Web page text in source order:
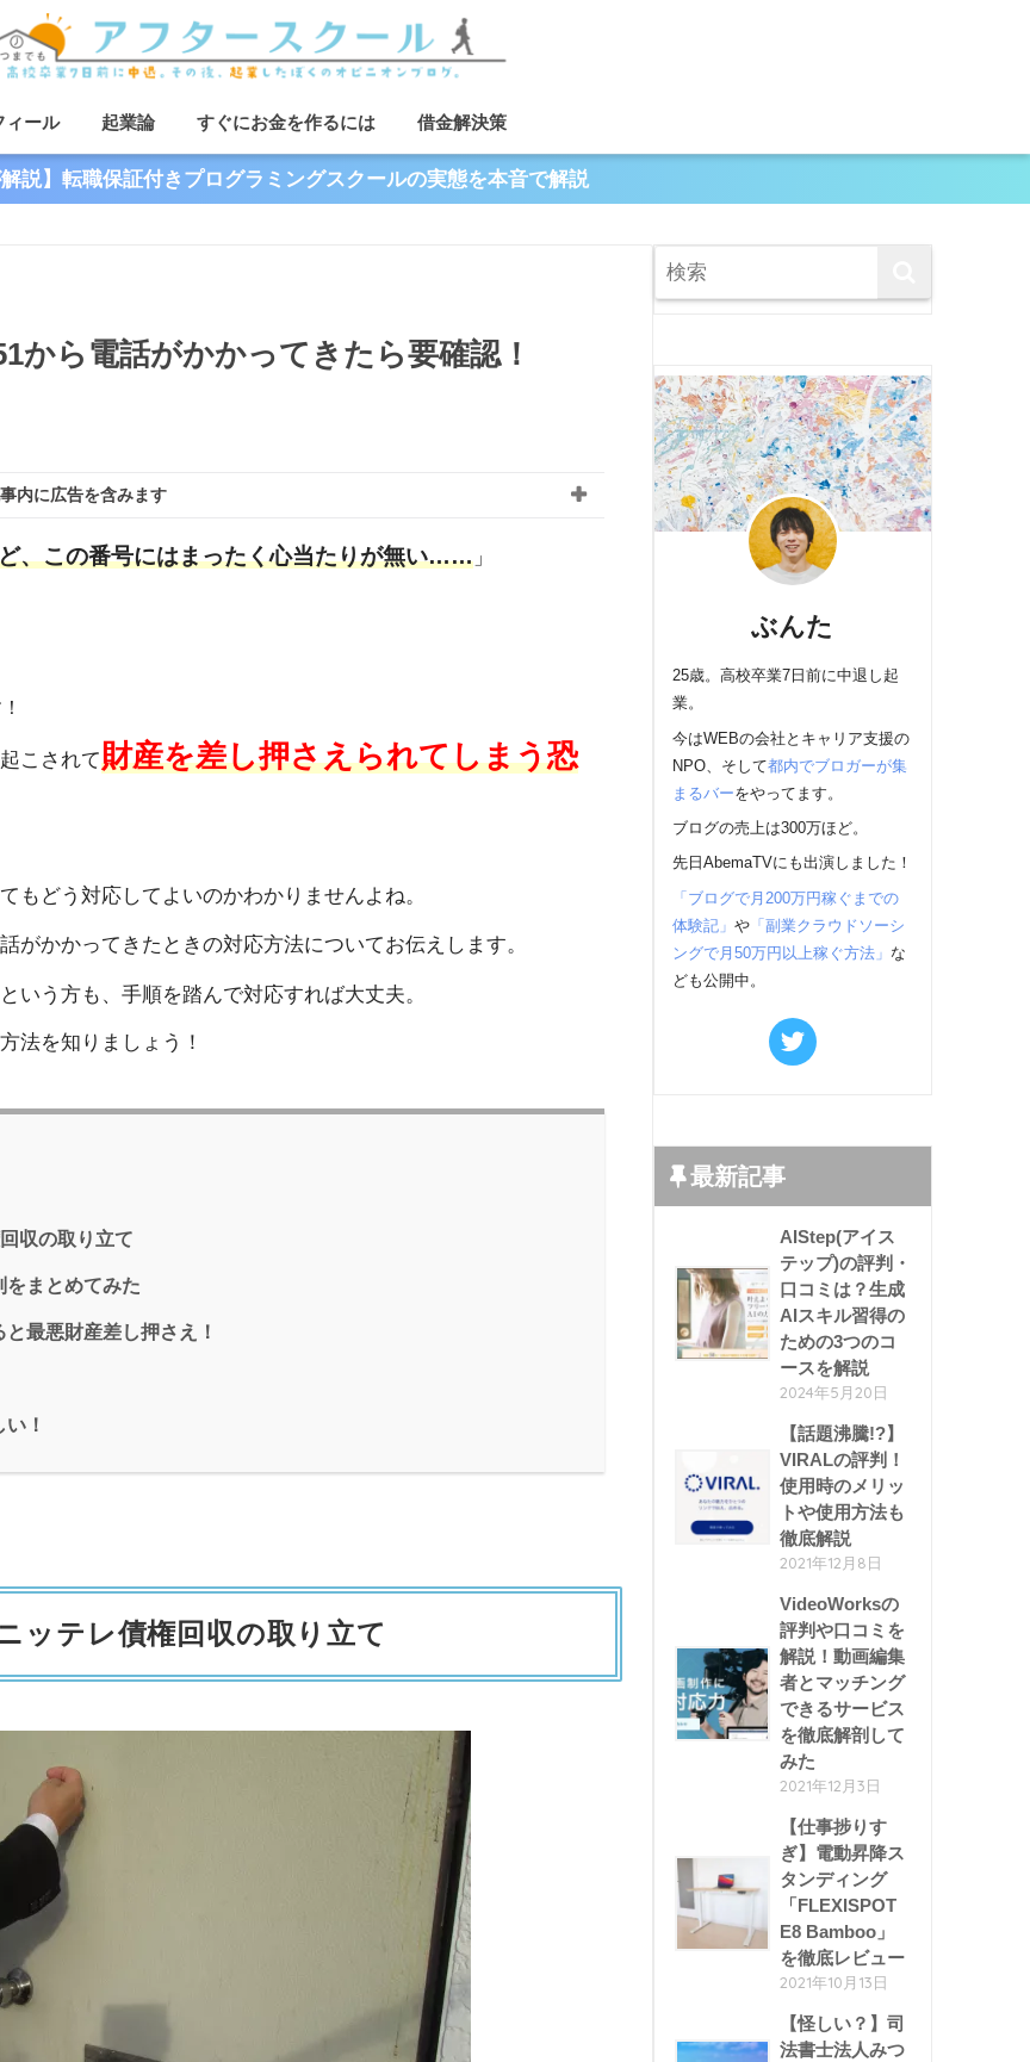
ィール 起業論 すぐにお金を作るには 借金解決策
説】転職保証付きプログラミングスクールの実態を本音で解説
から電話がかかってきたら要確認！
内に広告を含みます
、この番号にはまったく心当たりが無い…… 」
こされて財産を差し押さえられてしまう恐
もどう対応してよいのかわかりませんよね。
がかかってきたときの対応方法についてお伝えします。
という方も、手順を踏んで対応すれば大丈夫。
法を知りましょう！
収の取り立て
をまとめてみた
最悪財産差し押さえ！
！
ッテレ債権回収の取り立て
ぶんた
25歳。高校卒業7日前に中退し起
業。
今はWEBの会社とキャリア支援の
NPO、そして都内でブロガーが集
まるバーをやってます。
ブログの売上は300万ほど。
先日AbemaTVにも出演しました！
「ブログで月200万円稼ぐまでの
体験記」 や「副業クラウドソーシ
ングで月50万円以上稼ぐ方法」 な
ども公開中。
最新記事
AIStep(アイス
テップ)の評判・
口コミは？生成
AIスキル習得の
ための3つのコ
ースを解説
2024年5月20日
【話題沸騰!?】
VIRALの評判！
使用時のメリッ
トや使用方法も
徹底解説
2021年12月8日
VideoWorksの
評判や口コミを
解説！動画編集
者とマッチング
できるサービス
を徹底解剖して
みた
2021年12月3日
【仕事捗りす
ぎ】電動昇降ス
タンディング
「FLEXISPOT
E8 Bamboo」
を徹底レビュー
2021年10月13日
【怪しい？】司
法書士法人みつ